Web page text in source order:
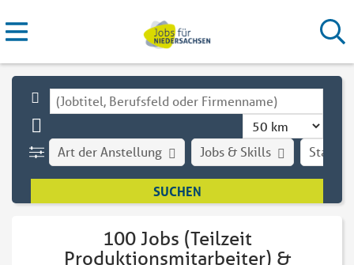
Stadt
Art der Anstellung Jobs & Skills
100 Jobs (Teilzeit
Produktionsmitarbeiter) &